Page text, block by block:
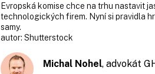
Evropská komise chce na trhu nastavit
technologických firem. Nyní si pravidla
samy.
autor: Shutterstock
Michal Nohel, advokát